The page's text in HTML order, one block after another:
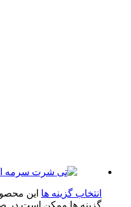
گزینه ها این محصول دارای
ها ممکن است در صفحه